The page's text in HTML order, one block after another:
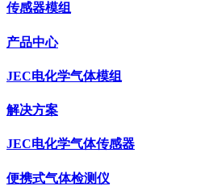
传感器模组
产品中心
JEC电化学气体模组
解决方案
JEC电化学气体传感器
便携式气体检测仪